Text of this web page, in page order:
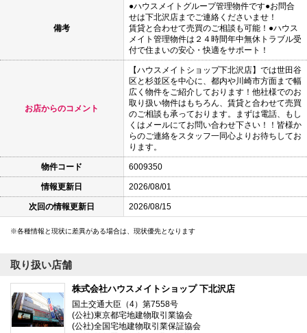
備考
●ハウスメイトグループ管理物件です●お問合
せは下北沢店までご連絡くださいませ！
賃貸と合わせて売買のご相談も可能！●ハウス
メイト管理物件は２４時間年中無休トラブル受
付で住まいの安心・快適をサポート！
お店からのコメント
【ハウスメイトショップ下北沢店】では世田谷
区と杉並区を中心に、都内や川崎市方面まで幅
広く物件をご紹介しております！他社様でのお
取り扱い物件はもちろん、賃貸と合わせて売買
のご相談も承っております。まずは電話、もし
くはメールにてお問い合わせ下さい！！皆様か
らのご連絡をスタッフ一同心よりお待ちしてお
ります。
物件コード 6009350
情報更新日 2026/08/01
次回の情報更新日 2026/08/15
各種情報と現状に差異がある場合は、現状優先となります
取り扱い店舗
株式会社ハウスメイトショップ 下北沢店
国土交通大臣（4）第7558号
(公社)東京都宅地建物取引業協会
(公社)全国宅地建物取引業保証協会